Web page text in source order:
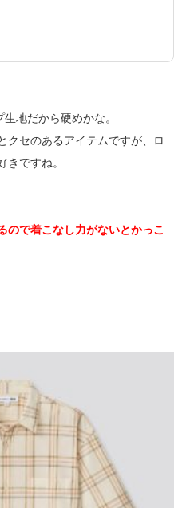
地だから硬めかな。
クセのあるアイテムですが、ロ
きですね。
ので着こなし力がないとかっこ